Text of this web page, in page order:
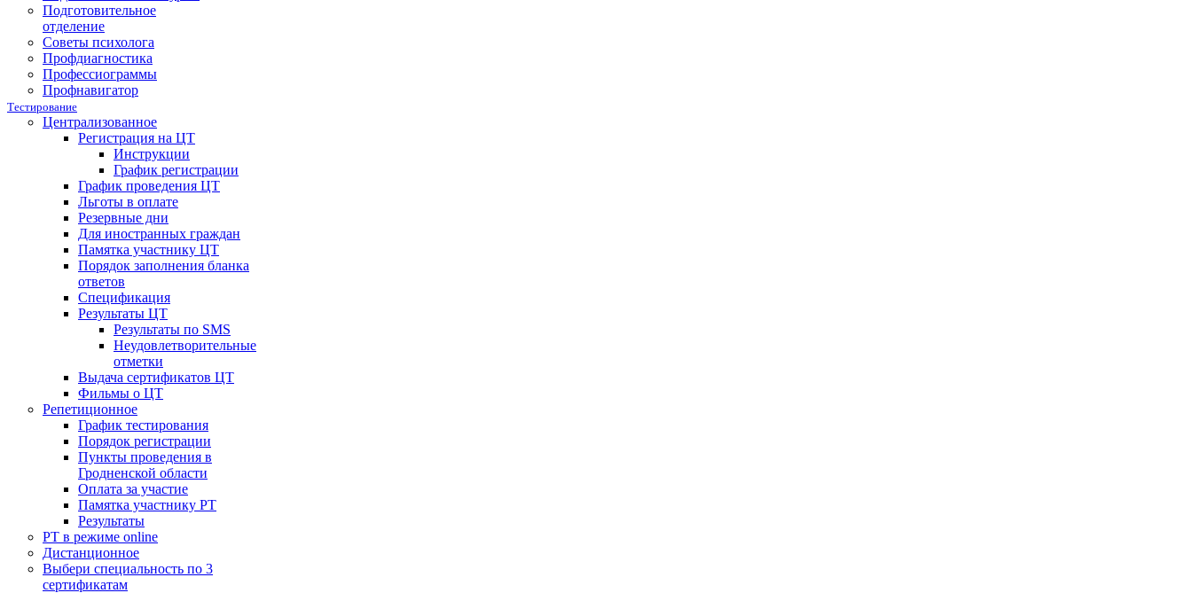
Подготовительное
отделение
Советы психолога
Профдиагностика
Профессиограммы
Профнавигатор
Тестирование
Централизованное
Регистрация на ЦТ
Инструкции
График регистрации
График проведения ЦТ
Льготы в оплате
Резервные дни
Для иностранных граждан
Памятка участнику ЦТ
Порядок заполнения бланка
ответов
Спецификация
Результаты ЦТ
Результаты по SMS
Неудовлетворительные
отметки
Выдача сертификатов ЦТ
Фильмы о ЦТ
Репетиционное
График тестирования
Порядок регистрации
Пункты проведения в
Гродненской области
Оплата за участие
Памятка участнику РТ
Результаты
РТ в режиме online
Дистанционное
Выбери специальность по 3
сертификатам